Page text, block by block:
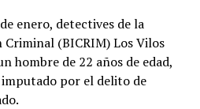
enero, detectives de la
(BICRIM) Los Vilos
hombre de 22 años de edad,
por el delito de